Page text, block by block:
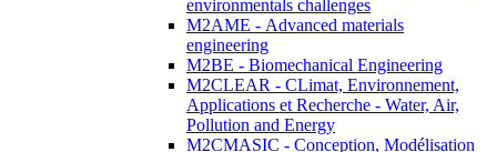
environmentals challenges
M2AME - Advanced materials
engineering
M2BE - Biomechanical Engineering
M2CLEAR - CLimat, Environnement,
Applications et Recherche - Water, Air,
Pollution and Energy
M2CMASIC - Conception, Modélisation